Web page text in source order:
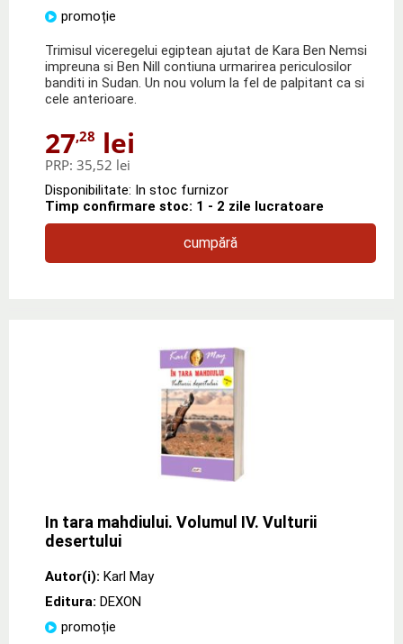
promoție
Trimisul viceregelui egiptean ajutat de Kara Ben Nemsi
impreuna si Ben Nill contiuna urmarirea periculosilor
banditi in Sudan. Un nou volum la fel de palpitant ca si
cele anterioare.
27,28 lei
PRP: 35,52 lei
Disponibilitate: In stoc furnizor
Timp confirmare stoc: 1 - 2 zile lucratoare
cumpără
In tara mahdiului. Volumul IV. Vulturii
desertului
Autor(i): Karl May
Editura: DEXON
promoție